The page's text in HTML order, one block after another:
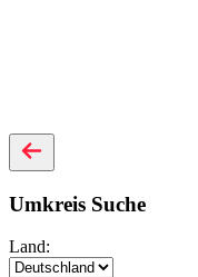
Umkreis Suche
Land: